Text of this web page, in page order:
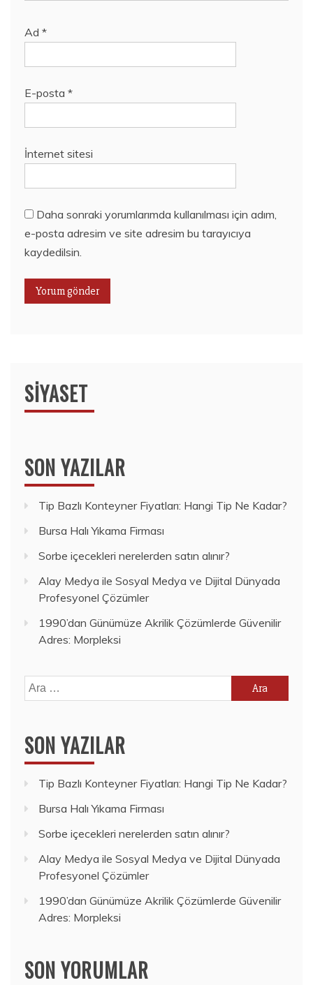
Ad *
E-posta *
İnternet sitesi
Daha sonraki yorumlarımda kullanılması için adım,
e-posta adresim ve site adresim bu tarayıcıya
kaydedilsin.
SIYASET
SON YAZILAR
Tip Bazlı Konteyner Fiyatları: Hangi Tip Ne Kadar?
Bursa Halı Yıkama Firması
Sorbe içecekleri nerelerden satın alınır?
Alay Medya ile Sosyal Medya ve Dijital Dünyada
Profesyonel Çözümler
1990’dan Günümüze Akrilik Çözümlerde Güvenilir
Adres: Morpleksi
Arama:
SON YAZILAR
Tip Bazlı Konteyner Fiyatları: Hangi Tip Ne Kadar?
Bursa Halı Yıkama Firması
Sorbe içecekleri nerelerden satın alınır?
Alay Medya ile Sosyal Medya ve Dijital Dünyada
Profesyonel Çözümler
1990’dan Günümüze Akrilik Çözümlerde Güvenilir
Adres: Morpleksi
SON YORUMLAR